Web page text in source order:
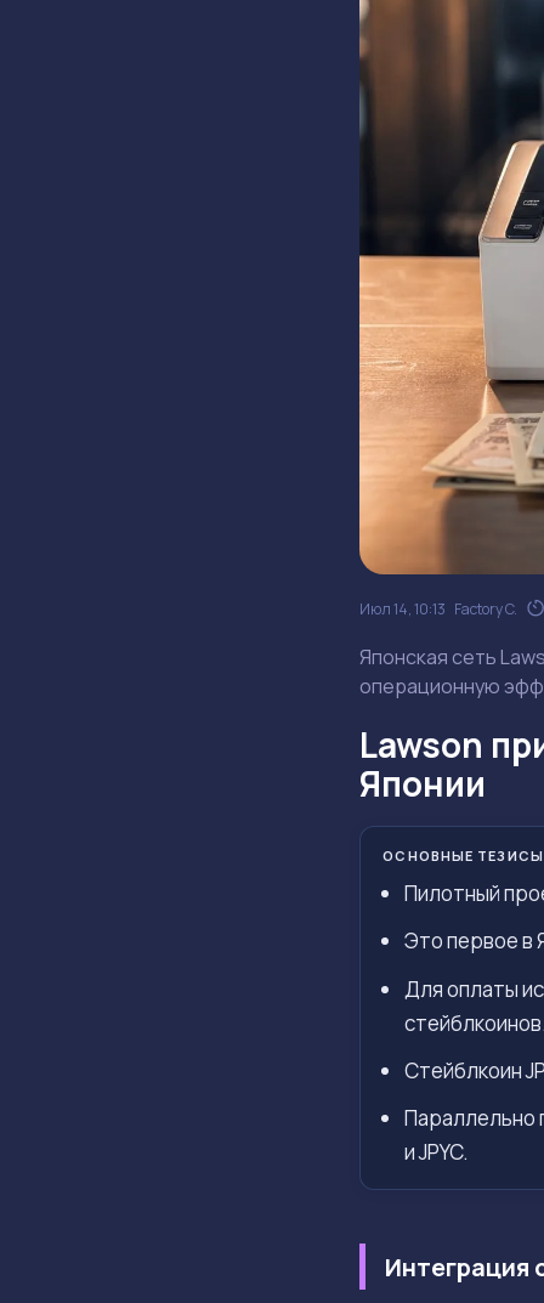
Июл 14, 10:13 Factory C.
Японская сеть
операционную
Lawson
Японии
ОСНОВНЫЕ ТЕЗИСЫ
Пилотный
Это первое в
Для оплаты
Стейблкоин
Параллельно
и JPYC.
Интеграция